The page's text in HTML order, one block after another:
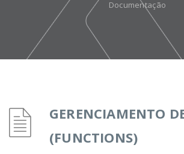
Documentação
GERENCIAMENTO
(FUNCTIONS)